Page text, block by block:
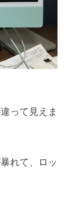
って見えま
れて、ロッ